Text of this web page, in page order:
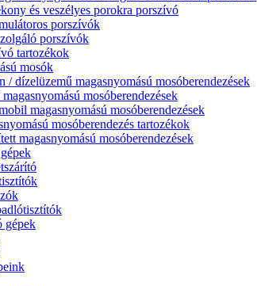
és veszélyes porokra porszívó
porszívók
porszívók
tartozékok
mosók
/ dízelüzemű magasnyomású mosóberendezések
mosóberendezések
magasnyomású mosóberendezések
mosóberendezés tartozékok
magasnyomású mosóberendezések
gépek